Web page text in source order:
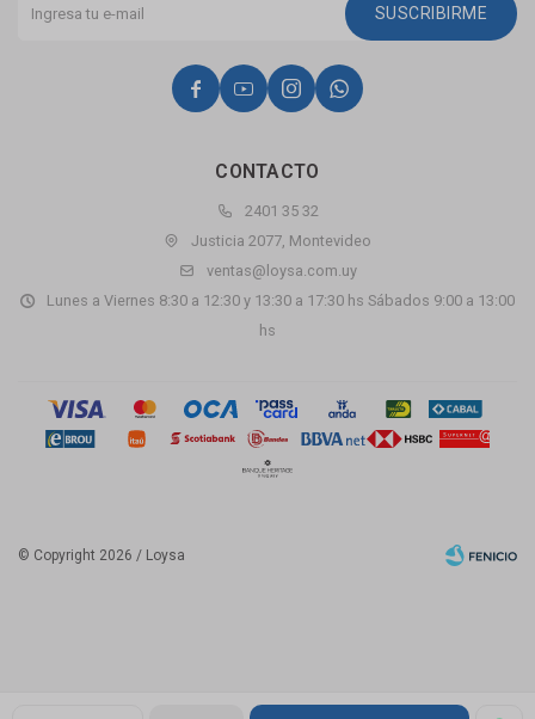
CONTACTO
2401 35 32
Justicia 2077, Montevideo
ventas@loysa.com.uy
Lunes a Viernes 8:30 a 12:30 y 13:30 a 17:30 hs Sábados 9:00 a 13:00
hs
SUSCRIBIRME
   
© Copyright 2026 / Loysa